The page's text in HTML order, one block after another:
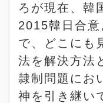
ろが現在、韓
2015韓日合
で、どこにも
法を解決方法
隷制問題にお
神を引き継い